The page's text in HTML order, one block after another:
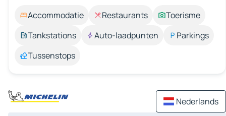
Accommodatie Restaurants
Toerisme
Tankstations
Auto-laadpunten
Parkings
Tussenstops
Nederlands